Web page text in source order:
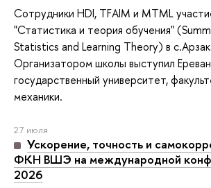
Сотрудники HDI, TFAIM и MTML
"Статистика и теория обучения"
Statistics and Learning Theory) в
Организатором школы выступил
государственный университет,
механики.
27 июля
Ускорение, точность и
ФКН ВШЭ на международной
2026